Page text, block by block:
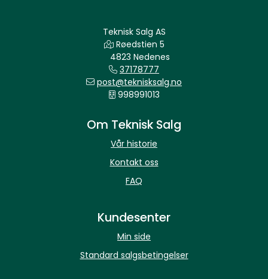
Teknisk Salg AS
Røedstien 5
4823 Nedenes
37178777
post@teknisksalg.no
998991013
Om Teknisk Salg
Vår historie
Kontakt oss
FAQ
Kundesenter
Min side
Standard salgsbetingelser